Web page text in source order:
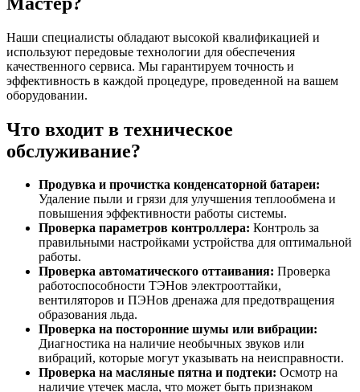
Наши специалисты обладают высокой квалификацией и
используют передовые технологии для обеспечения
качественного сервиса. Мы гарантируем точность и
эффективность в каждой процедуре, проведенной на вашем
оборудовании.
Что входит в техническое
обслуживание?
Продувка и прочистка конденсаторной батареи:
Удаление пыли и грязи для улучшения теплообмена и
повышения эффективности работы системы.
Проверка параметров контроллера: Контроль за
правильными настройками устройства для оптимальной
работы.
Проверка автоматического оттаивания: Проверка
работоспособности ТЭНов электрооттайки,
вентиляторов и ПЭНов дренажа для предотвращения
образования льда.
Проверка на посторонние шумы или вибрации:
Диагностика на наличие необычных звуков или
вибраций, которые могут указывать на неисправности.
Проверка на масляные пятна и подтеки: Осмотр на
наличие утечек масла, что может быть признаком